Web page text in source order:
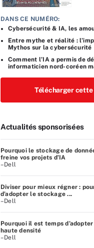
DANS CE NUMÉRO:
Cybersécurité & IA, les
Entre mythe et réalité :
Mythos sur la cybersécurité
Comment l’IA a permis de
informaticien nord-coréen
Télécharger
Actualités sponsorisées
Pourquoi le stockage de
freine vos projets d’IA
–Dell
Diviser pour mieux régner :
d’adopter le stockage ...
–Dell
Pourquoi il est temps
haute densité
–Dell